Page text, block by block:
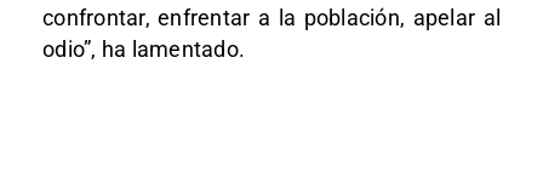
confrontar, enfrentar a la población, apelar al
odio”, ha lamentado.